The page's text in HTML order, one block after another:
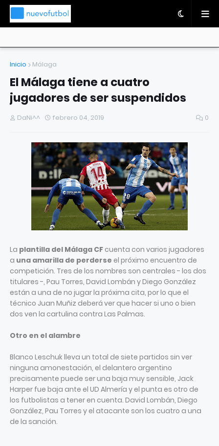
Inicio Málaga
El Málaga tiene a cuatro
jugadores de ser suspendidos
DaNi^^ febrero 04, 2019 0
La plantilla del Málaga CF cuenta con varios jugadores
a una amarilla de perderse el próximo encuentro de
competición. Tres de los nombres son centrales - los dos
titulares -, Pau Torres, David Lombán y Diego González
están a una de no jugar la próxima cita, por lo que el
técnico Juan Muñiz deberá ver que hacer si uno o bien
dos ven la cartulina contra Las Palmas.
Otro en el alambre
Blanco Leschuk lleva un total de siete partidos sin ver
ninguna amonestación, el delantero argentino
precisamente puede ser una baja muy sensible, Jack
Harper fue baja ante el UD Almería y el punta es otro de
los futbolistas a tener en cuenta. David Lombán, Diego
González, Pau Torres y el atacante son los cuatro a una
de la sanción.